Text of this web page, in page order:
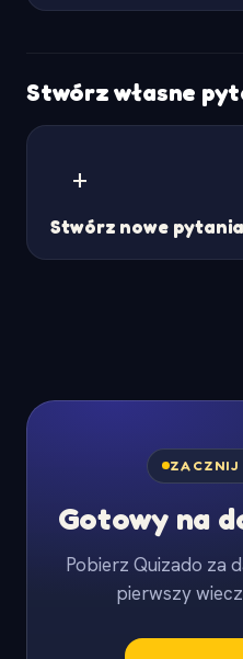
Stwórz własne
+
Stwórz nowe pytania
ZACZNIJ
Gotowy na
Pobierz Quizado za
pierwszy